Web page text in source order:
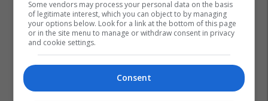
Some vendors may process your personal data on the basis
of legitimate interest, which you can object to by managing
your options below. Look for a link at the bottom of this page
or in the site menu to manage or withdraw consent in privacy
and cookie settings.
Consent